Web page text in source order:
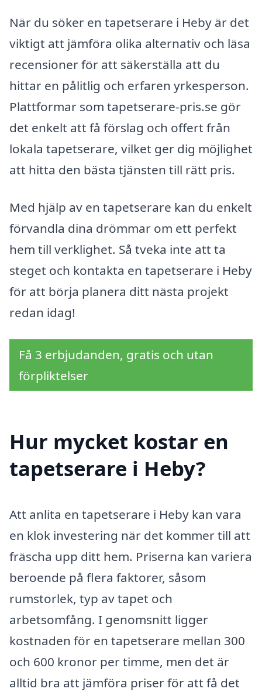
När du söker en tapetserare i Heby är det
viktigt att jämföra olika alternativ och läsa
recensioner för att säkerställa att du
hittar en pålitlig och erfaren yrkesperson.
Plattformar som tapetserare-pris.se gör
det enkelt att få förslag och offert från
lokala tapetserare, vilket ger dig möjlighet
att hitta den bästa tjänsten till rätt pris.
Med hjälp av en tapetserare kan du enkelt
förvandla dina drömmar om ett perfekt
hem till verklighet. Så tveka inte att ta
steget och kontakta en tapetserare i Heby
för att börja planera ditt nästa projekt
redan idag!
Få 3 erbjudanden, gratis och utan
förpliktelser
Hur mycket kostar en
tapetserare i Heby?
Att anlita en tapetserare i Heby kan vara
en klok investering när det kommer till att
fräscha upp ditt hem. Priserna kan variera
beroende på flera faktorer, såsom
rumstorlek, typ av tapet och
arbetsomfång. I genomsnitt ligger
kostnaden för en tapetserare mellan 300
och 600 kronor per timme, men det är
alltid bra att jämföra priser för att få det